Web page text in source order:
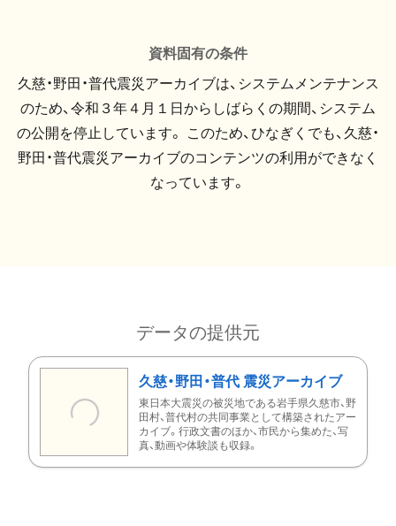
資料固有の条件
久慈・野田・普代震災アーカイブは、システムメンテナンス
のため、令和３年４月１日からしばらくの期間、システム
の公開を停止しています。 このため、ひなぎくでも、久慈・
野田・普代震災アーカイブのコンテンツの利用ができなく
なっています。
データの提供元
久慈・野田・普代 震災アーカイブ
東日本大震災の被災地である岩手県久慈市、野
田村、普代村の共同事業として構築されたアー
カイブ。行政文書のほか、市民から集めた、写
真、動画や体験談も収録。